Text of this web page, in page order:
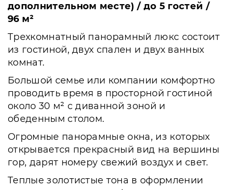
дополнительном месте) / до 5 гостей /
96 м²
Трехкомнатный панорамный люкс состоит
из гостиной, двух спален и двух ванных
комнат.
Большой семье или компании комфортно
проводить время в просторной гостиной
около 30 м² с диванной зоной и
обеденным столом.
Огромные панорамные окна, из которых
открывается прекрасный вид на вершины
гор, дарят номеру свежий воздух и свет.
Теплые золотистые тона в оформлении